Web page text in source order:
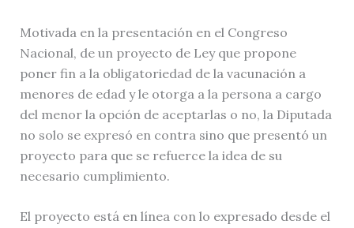
Motivada en la presentación en el Congreso
Nacional, de un proyecto de Ley que propone
poner fin a la obligatoriedad de la vacunación a
menores de edad y le otorga a la persona a cargo
del menor la opción de aceptarlas o no, la Diputada
no solo se expresó en contra sino que presentó un
proyecto para que se refuerce la idea de su
necesario cumplimiento.
El proyecto está en línea con lo expresado desde el